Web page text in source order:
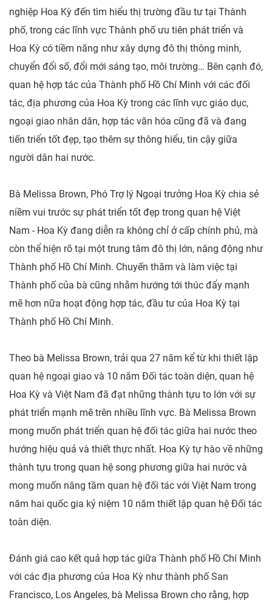
nghiệp Hoa Kỳ đến tìm hiểu thị trường đầu tư tại Thành
phố, trong các lĩnh vực Thành phố ưu tiên phát triển và
Hoa Kỳ có tiềm năng như xây dựng đô thị thông minh,
chuyển đổi số, đổi mới sáng tạo, môi trường… Bên cạnh đó,
quan hệ hợp tác của Thành phố Hồ Chí Minh với các đối
tác, địa phương của Hoa Kỳ trong các lĩnh vực giáo dục,
ngoại giao nhân dân, hợp tác văn hóa cũng đã và đang
tiến triển tốt đẹp, tạo thêm sự thông hiểu, tin cậy giữa
người dân hai nước.
Bà Melissa Brown, Phó Trợ lý Ngoại trưởng Hoa Kỳ chia sẻ
niềm vui trước sự phát triển tốt đẹp trong quan hệ Việt
Nam - Hoa Kỳ đang diễn ra không chỉ ở cấp chính phủ, mà
còn thể hiện rõ tại một trung tâm đô thị lớn, năng động như
Thành phố Hồ Chí Minh. Chuyến thăm và làm việc tại
Thành phố của bà cũng nhằm hướng tới thúc đẩy mạnh
mẽ hơn nữa hoạt động hợp tác, đầu tư của Hoa Kỳ tại
Thành phố Hồ Chí Minh.
Theo bà Melissa Brown, trải qua 27 năm kể từ khi thiết lập
quan hệ ngoại giao và 10 năm Đối tác toàn diện, quan hệ
Hoa Kỳ và Việt Nam đã đạt những thành tựu to lớn với sự
phát triển mạnh mẽ trên nhiều lĩnh vực. Bà Melissa Brown
mong muốn phát triển quan hệ đối tác giữa hai nước theo
hướng hiệu quả và thiết thực nhất. Hoa Kỳ tự hào về những
thành tựu trong quan hệ song phương giữa hai nước và
mong muốn nâng tầm quan hệ đối tác với Việt Nam trong
năm hai quốc gia kỷ niệm 10 năm thiết lập quan hệ Đối tác
toàn diện.
Đánh giá cao kết quả hợp tác giữa Thành phố Hồ Chí Minh
với các địa phương của Hoa Kỳ như thành phố San
Francisco, Los Angeles, bà Melissa Brown cho rằng, hợp